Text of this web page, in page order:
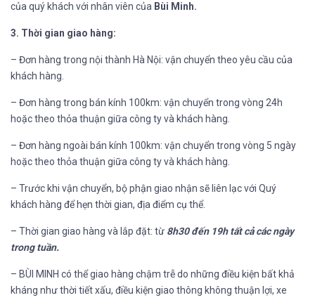
của quý khách với nhân viên của Bùi Minh.
3. Thời gian giao hàng:
– Đơn hàng trong nội thành Hà Nội: vận chuyển theo yêu cầu của
khách hàng.
– Đơn hàng trong bán kính 100km: vận chuyển trong vòng 24h
hoặc theo thỏa thuận giữa công ty và khách hàng.
– Đơn hàng ngoài bán kính 100km: vận chuyển trong vòng 5 ngày
hoặc theo thỏa thuận giữa công ty và khách hàng.
– Trước khi vận chuyển, bộ phận giao nhận sẽ liên lạc với Quý
khách hàng để hẹn thời gian, địa điểm cụ thể.
– Thời gian giao hàng và lắp đặt: từ 8h30 đến 19h tất cả các ngày
trong tuần.
– BÙI MINH có thể giao hàng chậm trễ do những điều kiện bất khả
kháng như thời tiết xấu, điều kiện giao thông không thuận lợi, xe